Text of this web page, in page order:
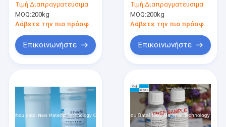
διμεθυλικό Siloxane
βελούδο Tactility
σκονών
λεπτό
Τιμή:Διαπραγματεύσιμα
MOQ:200kg
Λάβετε την πιο πρόσφατη τιμή
Επικοινωνήστε
σιλικόνης/διαγώνια
πολυμερής
αναστολή BT-9279
Τιμή:Διαπραγματεύσιμα
MOQ:200kg
Επικοινωνήστε